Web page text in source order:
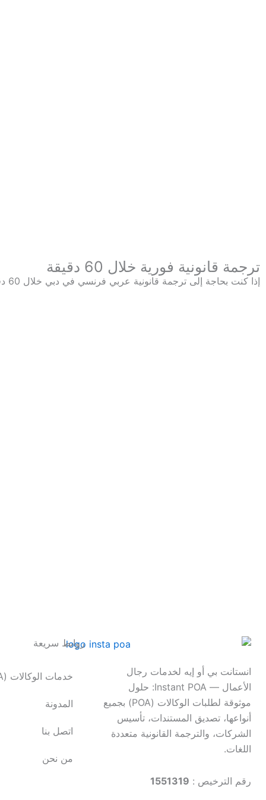
ترجمة قانونية فورية خلال 60 دقيقة
إذا كنت بحاجة إلى ترجمة قانونية عربي فرنسي في دبي خلال 60 دقيقة، فهذه الخدمة صممت خصيصاً لك عندما يكون الوقت عاملاً حاسماً.
انستانت بي أو إيه لخدمات رجال
الأعمال — Instant POA: حلول
موثوقة لطلبات الوكالات (POA) بجميع
أنواعها، تصديق المستندات، تأسيس
الشركات، والترجمة القانونية متعددة
اللغات.
رقم الترخيص : 1551319
روابط سريعة
خدمات الوكالات (POA)
المدونة
اتصل بنا
من نحن